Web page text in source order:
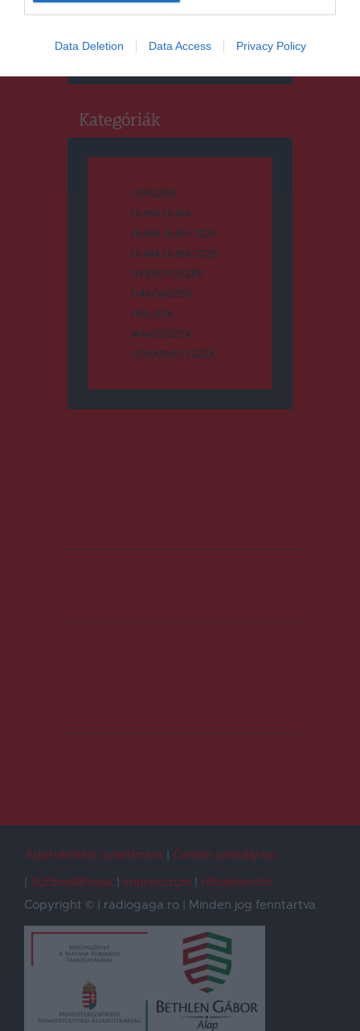
Data Deletion Data Access Privacy Policy
Keresés:
Kategóriák
CSÍKSZÉK
DUMA DUBA
DUMA DUBA 2024
DUMA DUBA 2026
GYERGYÓSZÉK
HÁROMSZÉK
HÍRLISTA
MAROSSZÉK
UDVARHELYSZÉK
Adatvédelmi nyilatkozat
Cookie szabályzat
Sütibeállítások
Impresszum
Hibajelentés
Copyright © | radiogaga.ro | Minden jog fenntartva.